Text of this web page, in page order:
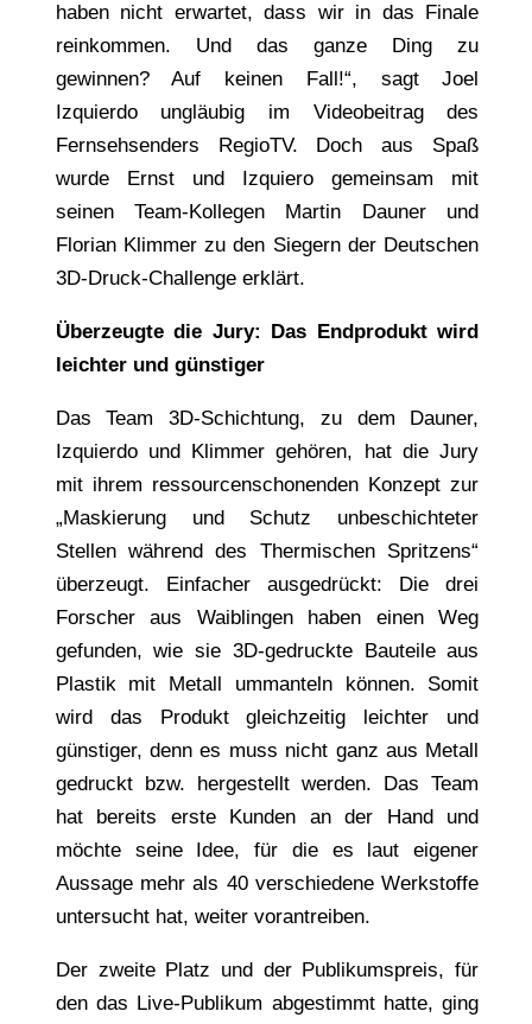
haben nicht erwartet, dass wir in das Finale
reinkommen. Und das ganze Ding zu
gewinnen? Auf keinen Fall!“, sagt Joel
Izquierdo ungläubig im Videobeitrag des
Fernsehsenders RegioTV. Doch aus Spaß
wurde Ernst und Izquiero gemeinsam mit
seinen Team-Kollegen Martin Dauner und
Florian Klimmer zu den Siegern der Deutschen
3D-Druck-Challenge erklärt.
Überzeugte die Jury: Das Endprodukt wird
leichter und günstiger
Das Team 3D-Schichtung, zu dem Dauner,
Izquierdo und Klimmer gehören, hat die Jury
mit ihrem ressourcenschonenden Konzept zur
„Maskierung und Schutz unbeschichteter
Stellen während des Thermischen Spritzens“
überzeugt. Einfacher ausgedrückt: Die drei
Forscher aus Waiblingen haben einen Weg
gefunden, wie sie 3D-gedruckte Bauteile aus
Plastik mit Metall ummanteln können. Somit
wird das Produkt gleichzeitig leichter und
günstiger, denn es muss nicht ganz aus Metall
gedruckt bzw. hergestellt werden. Das Team
hat bereits erste Kunden an der Hand und
möchte seine Idee, für die es laut eigener
Aussage mehr als 40 verschiedene Werkstoffe
untersucht hat, weiter vorantreiben.
Der zweite Platz und der Publikumspreis, für
den das Live-Publikum abgestimmt hatte, ging